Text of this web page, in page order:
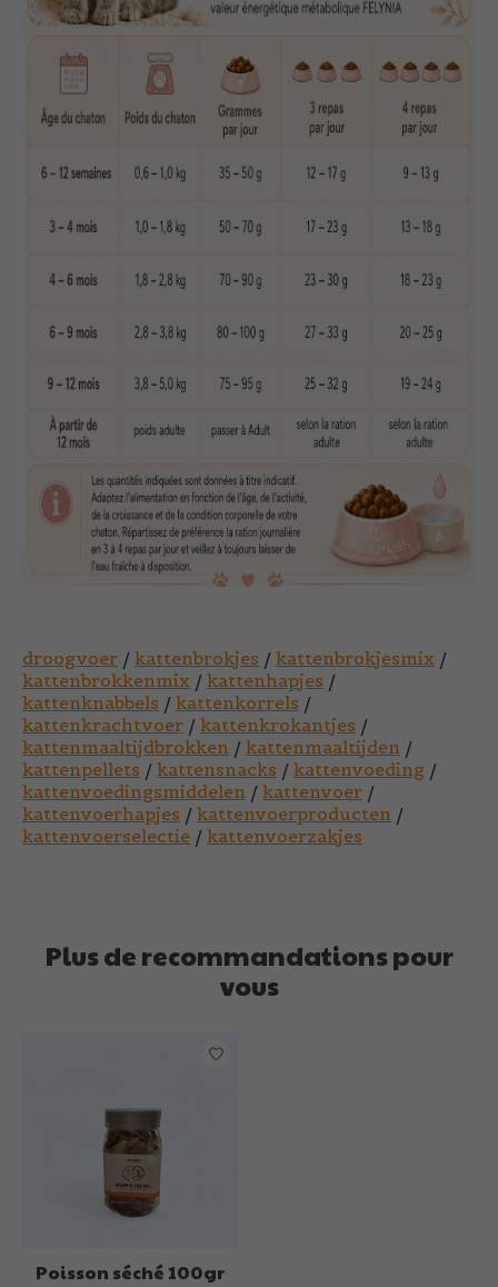
droogvoer / kattenbrokjes / kattenbrokjesmix /
kattenbrokkenmix / kattenhapjes /
kattenknabbels / kattenkorrels /
kattenkrachtvoer / kattenkrokantjes /
kattenmaaltijdbrokken / kattenmaaltijden /
kattenpellets / kattensnacks / kattenvoeding /
kattenvoedingsmiddelen / kattenvoer /
kattenvoerhapjes / kattenvoerproducten /
kattenvoerselectie / kattenvoerzakjes
Plus de recommandations pour
vous
Articles du carrousel de produits
Poisson séché 100gr